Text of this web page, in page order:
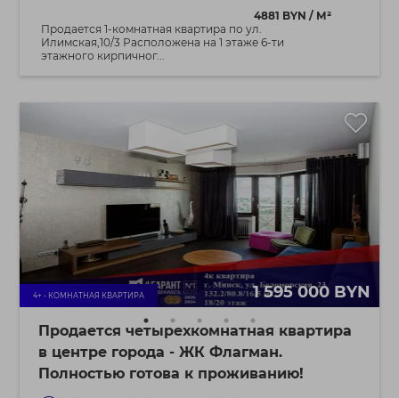
4881 BYN / М²
Продается 1-комнатная квартира по ул.
Илимская,10/3 Расположена на 1 этаже 6-ти
этажного кирпичног...
4+ - КОМНАТНАЯ КВАРТИРА 1 595 000 BYN
Продается четырехкомнатная квартира
в центре города - ЖК Флагман.
Полностью готова к проживанию!